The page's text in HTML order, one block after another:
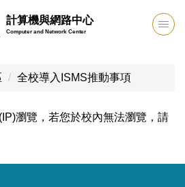
計算機與網路中心
Computer and Network Center
全校導入ISMS推動事項
瀏覽，若您於校內無法瀏覽，請